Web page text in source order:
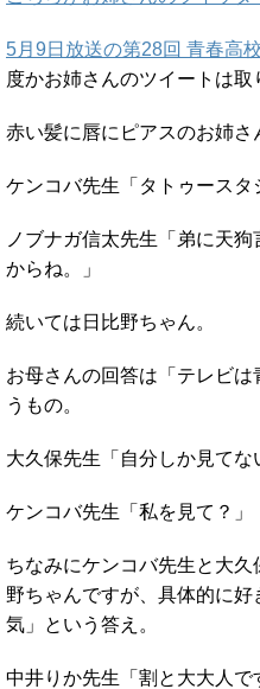
5月9日放送の第28回 青春高
度かお姉さんのツイートは取
赤い髪に唇にピアスのお姉さ
ケンコバ先生「タトゥースタ
ノブナガ信太先生「弟に天
からね。」
続いては日比野ちゃん。
お母さんの回答は「テレビ
うもの。
大久保先生「自分しか見てな
ケンコバ先生「私を見て？」
ちなみにケンコバ先生と大
野ちゃんですが、具体的に
気」という答え。
中井りか先生「割と大大人